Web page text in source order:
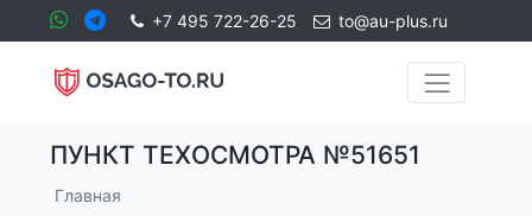
+7 495 722-26-25 to@au-plus.ru
ПУНКТ ТЕХОСМОТРА №51651
Главная